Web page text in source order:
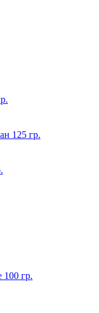
125 гр.
100 гр.